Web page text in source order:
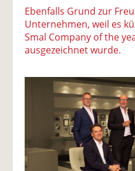
Ebenfalls Grund zur
Unternehmen, weil es
Smal Company of the
ausgezeichnet wurde.